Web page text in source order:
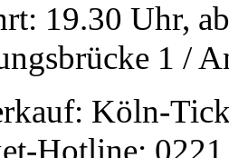
19.30 Uhr,
1 /
Köln-
Hotline: